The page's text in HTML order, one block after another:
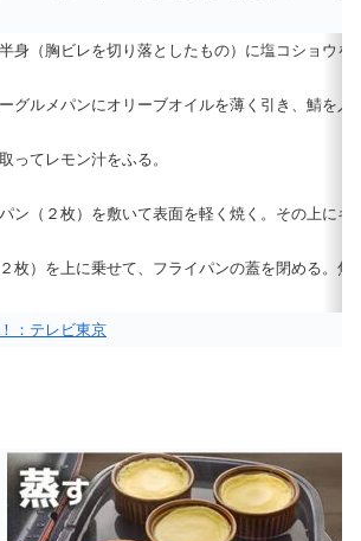
身（胸ビレを切り落としたもの）に塩コショウを
グルメパンにオリーブオイルを薄く引き、鯖を入
ってレモン汁をふる。
ン（２枚）を敷いて表面を軽く焼く。その上に
枚）を上に乗せて、フライパンの蓋を閉める。焦
：テレビ東京